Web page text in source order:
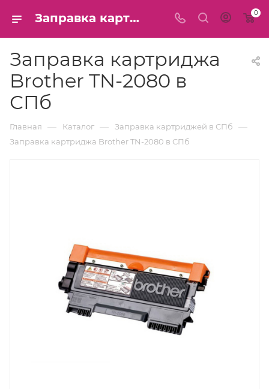
Заправка картриджа Brother TN-2080 в СПб 0
Заправка картриджа
Brother TN-2080 в
СПб
Главная — Каталог — Заправка картриджей в СПб —
Заправка картриджа Brother TN-2080 в СПб